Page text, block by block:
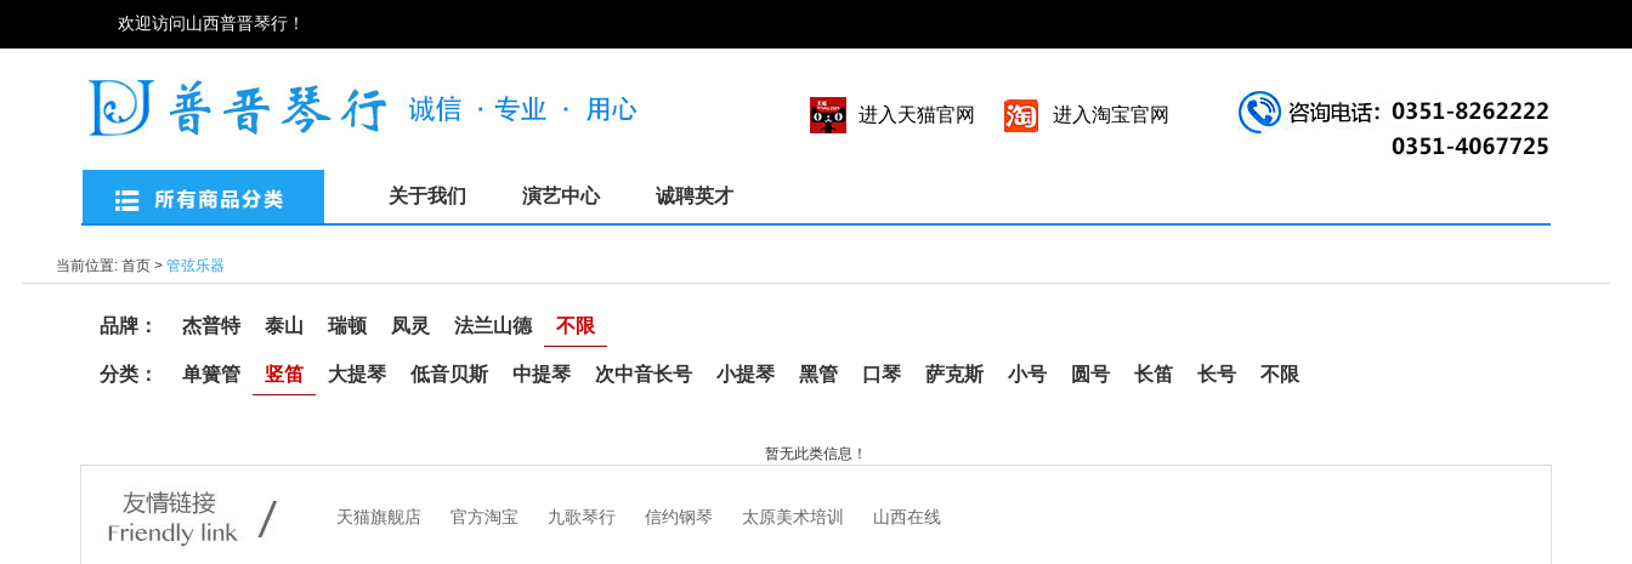
欢迎访问山西普晋琴行！
进入淘宝官网
进入天猫官网
关于我们 演艺中心 诚聘英才
当前位置: 首页 > 管弦乐器
品牌： 杰普特 泰山 瑞顿 凤灵 法兰山德 不限
分类： 单簧管 竖笛 大提琴 低音贝斯 中提琴 次中音长号 小提琴 黑管 口琴 萨克斯 小号 圆号 长笛 长号 不限
暂无此类信息！
天猫旗舰店 官方淘宝 九歌琴行 信约钢琴 太原美术培训 山西在线